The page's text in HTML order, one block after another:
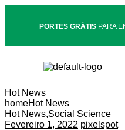
PORTES GRÁTISPARA
Hot News
homeHot News
Hot News,Social Science
Fevereiro 1, 2022 pixelspot